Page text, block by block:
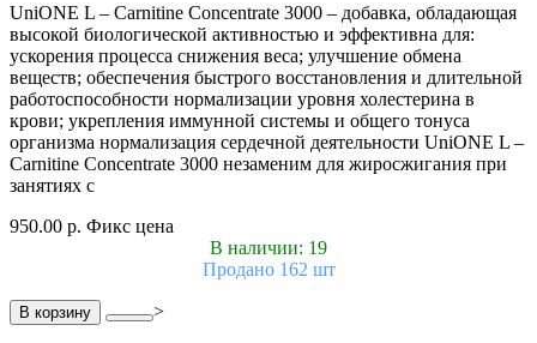
UniONE L – Carnitine Concentrate 3000 – добавка, обладающая
высокой биологической активностью и эффективна для:
ускорения процесса снижения веса; улучшение обмена
веществ; обеспечения быстрого восстановления и длительной
работоспособности нормализации уровня холестерина в
крови; укрепления иммунной системы и общего тонуса
организма нормализация сердечной деятельности UniONE L –
Carnitine Concentrate 3000 незаменим для жиросжигания при
занятиях с
950.00 р. Фикс цена
В наличии: 19
Продано 162 шт
В корзину >